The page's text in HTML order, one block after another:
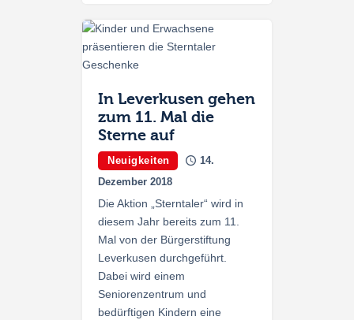
In Leverkusen gehen
zum 11. Mal die
Sterne auf
Neuigkeiten
14.
Dezember 2018
Die Aktion „Sterntaler“ wird in
diesem Jahr bereits zum 11.
Mal von der Bürgerstiftung
Leverkusen durchgeführt.
Dabei wird einem
Seniorenzentrum und
bedürftigen Kindern eine